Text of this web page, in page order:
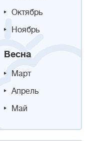
Октябрь
Ноябрь
Весна
Март
Апрель
Май